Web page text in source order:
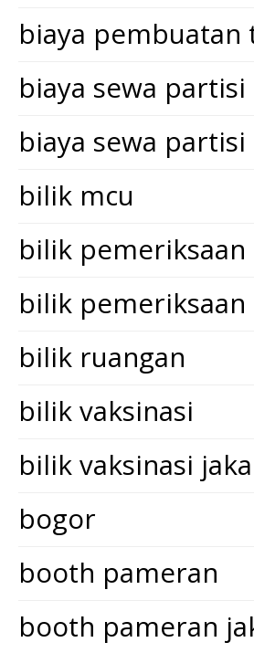
biaya pembuatan
biaya sewa partisi
biaya sewa
bilik mcu
bilik pemeriksaan
bilik
bilik ruangan
bilik vaksinasi
bilik vaksinasi
bogor
booth pameran
booth pameran